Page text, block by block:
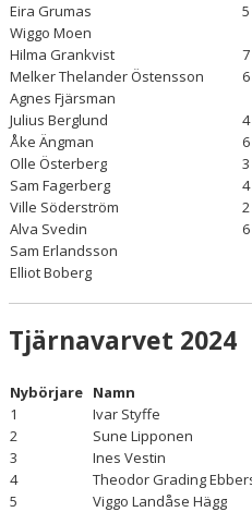
Eira Grumas
5
Wiggo Moen
Hilma Grankvist
7
Melker Thelander Östensson
6
Agnes Fjärsman
Julius Berglund
4
Åke Ängman
6
Olle Österberg
3
Sam Fagerberg
4
Ville Söderström
2
Alva Svedin
6
Sam Erlandsson
Elliot Boberg
Tjärnavarvet 2024
Nybörjare Namn
1
Ivar Styffe
2
Sune Lipponen
3
Ines Vestin
4
Theodor Grading
5
Viggo Landåse Hägg